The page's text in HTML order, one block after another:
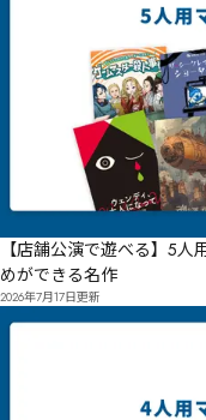
【店舗公演で遊べる】5
めができる名作
2026年7月17日更新